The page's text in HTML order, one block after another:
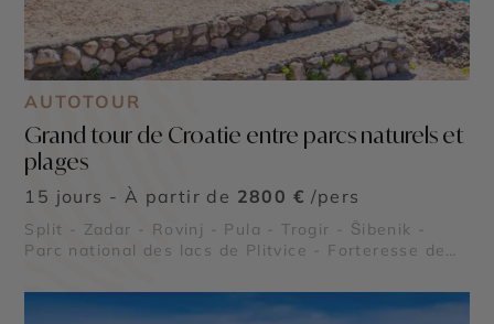
AUTOTOUR
Grand tour de Croatie entre parcs naturels et
plages
15 jours - À partir de 2800 € /pers
Split - Zadar - Rovinj - Pula - Trogir - Šibenik -
Parc national des lacs de Plitvice - Forteresse de
Forteresses de Dubrovnik - Grotte Bleue de Biševo
- Parc national de Mljet - Plage de Zlatni Rat -